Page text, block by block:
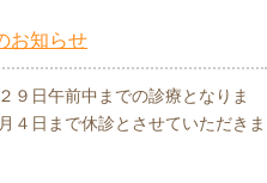
お知らせ
９日午前中までの診療となりま
４日まで休診とさせていただきま